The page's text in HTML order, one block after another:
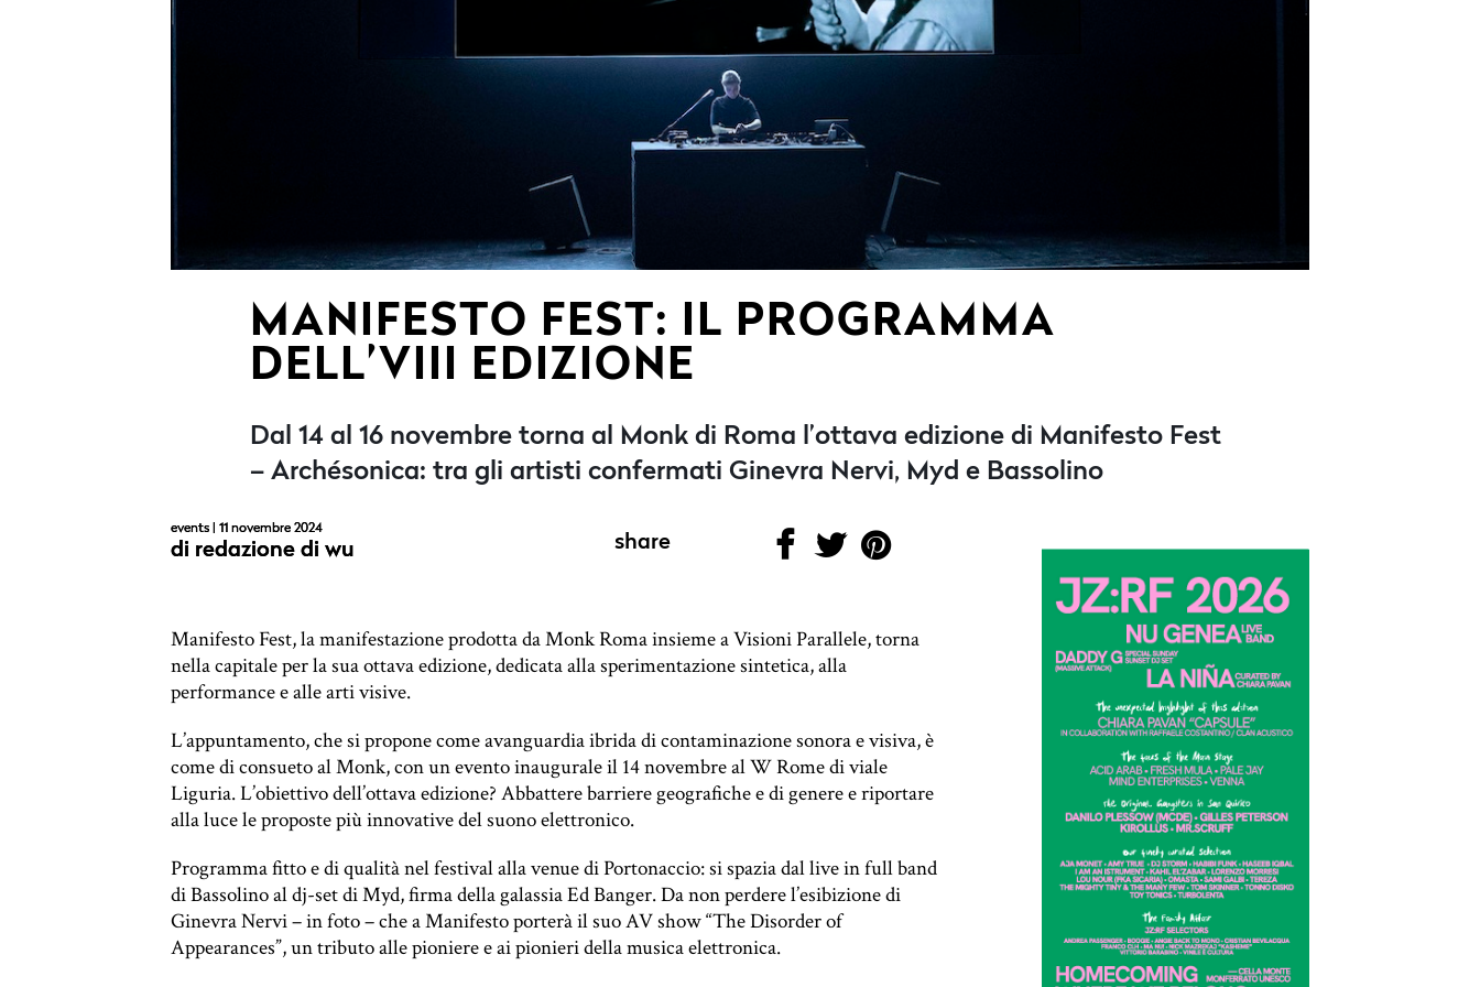
MANIFESTO FEST: IL PROGRAMMA
DELL’VIII EDIZIONE
Dal 14 al 16 novembre torna al Monk di Roma l’ottava edizione di Manifesto Fest
– Archésonica: tra gli artisti confermati Ginevra Nervi, Myd e Bassolino
events | 11 novembre 2024
di redazione di wu share
Manifesto Fest, la manifestazione prodotta da Monk Roma insieme a Visioni Parallele, torna
nella capitale per la sua ottava edizione, dedicata alla sperimentazione sintetica, alla
performance e alle arti visive.
L’appuntamento, che si propone come avanguardia ibrida di contaminazione sonora e visiva, è
come di consueto al Monk, con un evento inaugurale il 14 novembre al W Rome di viale
Liguria. L’obiettivo dell’ottava edizione? Abbattere barriere geografiche e di genere e riportare
alla luce le proposte più innovative del suono elettronico.
Programma fitto e di qualità nel festival alla venue di Portonaccio: si spazia dal live in full band
di Bassolino al dj-set di Myd, firma della galassia Ed Banger. Da non perdere l’esibizione di
Ginevra Nervi – in foto – che a Manifesto porterà il suo AV show “The Disorder of
Appearances”, un tributo alle pioniere e ai pionieri della musica elettronica.